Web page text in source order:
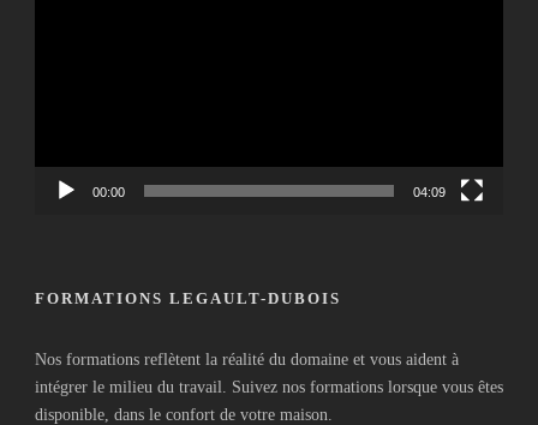
00:00 04:09
FORMATIONS LEGAULT-DUBOIS
Nos formations reflètent la réalité du domaine et vous aident à
intégrer le milieu du travail. Suivez nos formations lorsque vous êtes
disponible, dans le confort de votre maison.